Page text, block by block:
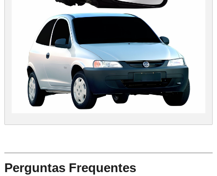
Perguntas Frequentes